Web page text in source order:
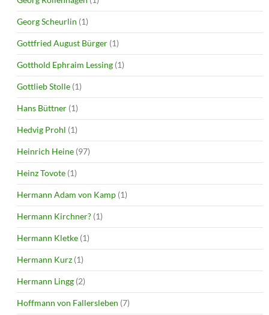
Georg Scheurlin (1)
Gottfried August Bürger (1)
Gotthold Ephraim Lessing (1)
Gottlieb Stolle (1)
Hans Büttner (1)
Hedvig Prohl (1)
Heinrich Heine (97)
Heinz Tovote (1)
Hermann Adam von Kamp (1)
Hermann Kirchner? (1)
Hermann Kletke (1)
Hermann Kurz (1)
Hermann Lingg (2)
Hoffmann von Fallersleben (7)